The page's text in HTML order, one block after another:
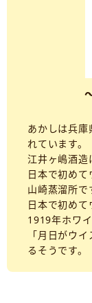
あかしは兵庫
れています。
江井ヶ嶋酒造
日本で初め
山崎蒸溜所で
日本で初め
1919年ホワ
「月日がウ
るそうです。